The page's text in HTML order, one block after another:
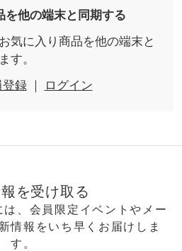
を他の端末と同期する
気に入り商品を他の端末と
す。
登録｜ ログイン
を受け取る
は、会員限定イベントやメー
情報をいち早くお届けしま
す。